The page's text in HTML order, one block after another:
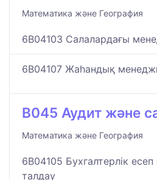
Математика және География
6B04103 Салалардағы
6B04107 Жаһандық
B045 Аудит және
Математика және География
6B04105 Бухгалтерлік
талдау